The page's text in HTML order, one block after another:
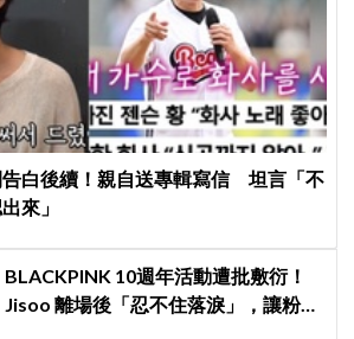
白後續！親自送專輯寫信 坦言「不
來」
BLACKPINK 10週年活動遭批敷衍！
Jisoo 離場後「忍不住落淚」，讓粉絲